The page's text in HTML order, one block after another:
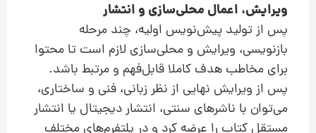
ویرایش، اعمال محلی‌سازی و انتشار
پس از تولید پیش‌نویس اولیه، چند مرحله
بازنویسی، ویرایش و محلی‌سازی لازم است تا محتوا
برای مخاطب هدف کاملا قابل‌فهم و مرتبط باشد.
پس از ویرایش نهایی از نظر زبانی، فنی و ساختاری،
می‌توان با ناشرهای سنتی، انتشار دیجیتال یا انتشار